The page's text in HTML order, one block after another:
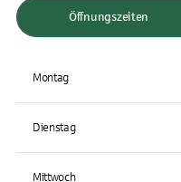
Öffnungszeiten
Montag
Dienstag
Mittwoch